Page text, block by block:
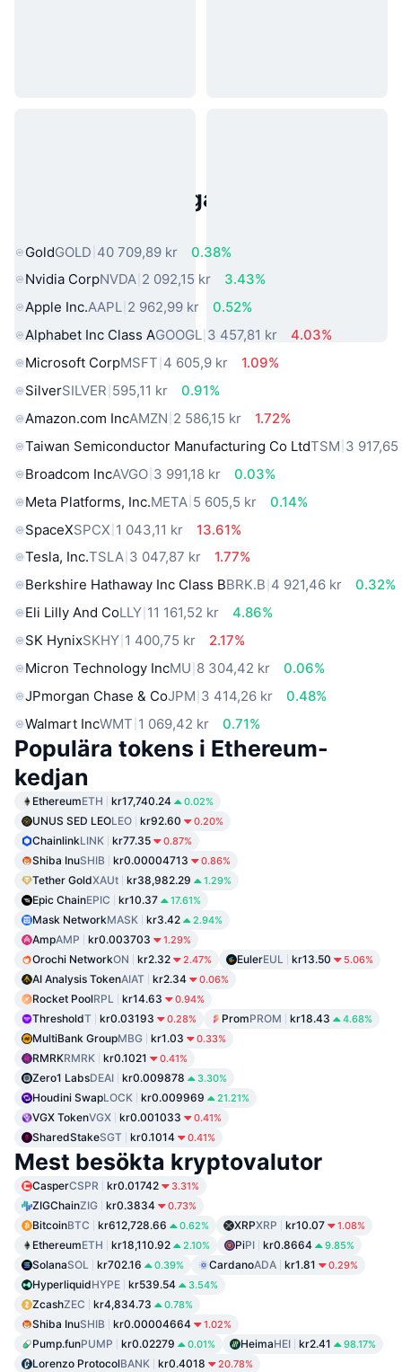
Populära tillgångar från den
GoldGOLD 40 709,89 kr
0.38%
Nvidia CorpNVDA 2 092,15 kr
3.43%
Apple Inc.AAPL 2 962,99 kr
0.52%
Alphabet Inc Class AGOOGL 3 457,81 kr
4.03%
Microsoft CorpMSFT 4 605,9 kr
1.09%
SilverSILVER 595,11 kr
0.91%
Amazon.com IncAMZN 2 586,15 kr
1.72%
Taiwan Semiconductor Manufacturing Co LtdTSM 3
Broadcom IncAVGO 3 991,18 kr
0.03%
Meta Platforms, Inc.META 5 605,5 kr
0.14%
SpaceXSPCX 1 043,11 kr
13.61%
Tesla, Inc.TSLA 3 047,87 kr
1.77%
Berkshire Hathaway Inc Class BBRK.B 4 921,46 kr
0.32%
Eli Lilly And CoLLY 11 161,52 kr
4.86%
SK HynixSKHY 1 400,75 kr
2.17%
Micron Technology IncMU 8 304,42 kr
0.06%
JPmorgan Chase & CoJPM 3 414,26 kr
0.48%
Walmart IncWMT 1 069,42 kr 0.71%
Populära tokens i Ethereum-
kedjan
EthereumETH kr17,740.24 0.02%
UNUS SED LEOLEO kr92.60 0.20%
ChainlinkLINK kr77.35 0.87%
Shiba InuSHIB kr0.00004713 0.86%
Tether GoldXAUt kr38,982.29 1.29%
Epic ChainEPIC kr10.37 17.61%
Mask NetworkMASK kr3.42 2.94%
AmpAMP kr0.003703 1.29%
Orochi NetworkON kr2.32 2.47% EulerEUL kr13.50 5.06%
AI Analysis TokenAIAT kr2.34 0.06%
Rocket PoolRPL kr14.63 0.94%
ThresholdT kr0.03193 0.28% PromPROM kr18.43 4.68%
MultiBank GroupMBG kr1.03 0.33%
RMRKRMRK kr0.1021 0.41%
Zero1 LabsDEAI kr0.009878 3.30%
Houdini SwapLOCK kr0.009969 21.21%
VGX TokenVGX kr0.001033 0.41%
SharedStakeSGT kr0.1014 0.41%
Mest besökta kryptovalutor
CasperCSPR kr0.01742 3.31%
ZIGChainZIG kr0.3834 0.73%
BitcoinBTC kr612,728.66 0.62% XRPXRP kr10.07 1.08%
EthereumETH kr18,110.92 2.10% PiPI kr0.8664 9.85%
SolanaSOL kr702.16 0.39% CardanoADA kr1.81 0.29%
HyperliquidHYPE kr539.54 3.54%
ZcashZEC kr4,834.73 0.78%
Shiba InuSHIB kr0.00004664 1.02%
Pump.funPUMP kr0.02279 0.01% HeimaHEI kr2.41 98.17%
Lorenzo ProtocolBANK kr0.4018 20.78%